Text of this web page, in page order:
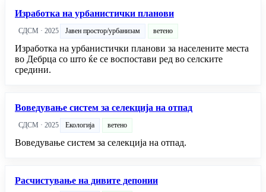
Изработка на урбанистички планови
СДСМ · 2025 Јавен простор/урбанизам ветено
Изработка на урбанистички планови за населените места
во Дебрца со што ќе се воспостави ред во селските
средини.
Воведување систем за селекција на отпад
СДСМ · 2025 Екологија ветено
Воведување систем за селекција на отпад.
Расчистување на дивите депонии